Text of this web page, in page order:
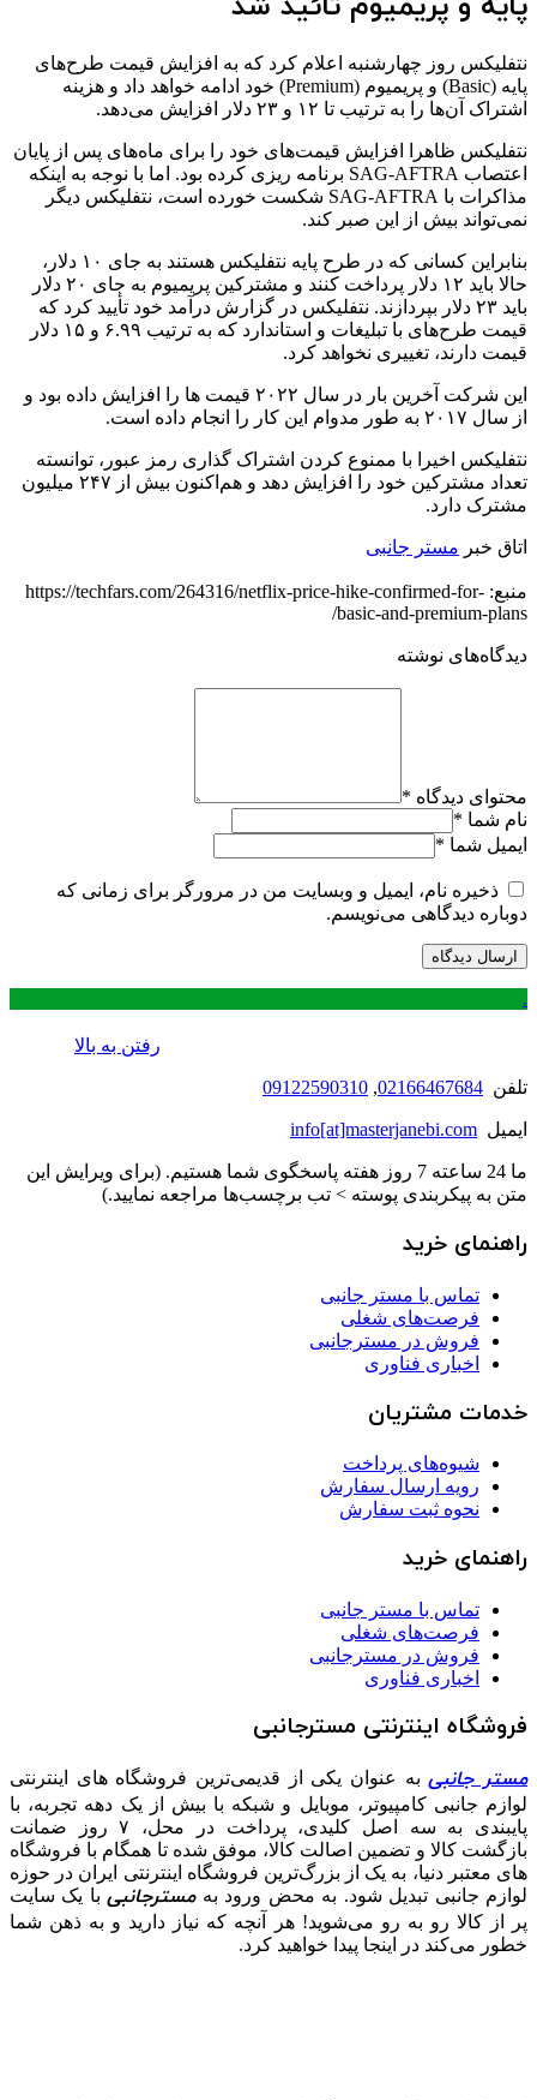
نتفلیکس روز چهارشنبه اعلام کرد که به افزایش قیمت طرح‌های
پایه (Basic) و پریمیوم (Premium) خود ادامه خواهد داد و هزینه
اشتراک آن‌ها را به ترتیب تا ۱۲ و ۲۳ دلار افزایش می‌دهد.
نتفلیکس ظاهرا افزایش قیمت‌های خود را برای ماه‌های پس از پایان
اعتصاب SAG-AFTRA برنامه ریزی کرده بود. اما با نوجه به اینکه
مذاکرات با SAG-AFTRA شکست خورده است، نتفلیکس دیگر
نمی‌تواند بیش از این صبر کند.
بنابراین کسانی که در طرح پایه نتفلیکس هستند به جای ۱۰ دلار،
حالا باید ۱۲ دلار پرداخت کنند و مشترکین پریمیوم به جای ۲۰ دلار
باید ۲۳ دلار بپردازند. نتفلیکس در گزارش درآمد خود تأیید کرد که
قیمت‌ طرح‌های با تبلیغات و استاندارد که به ترتیب ۶.۹۹ و ۱۵ دلار
قیمت دارند، تغییری نخواهد کرد.
این شرکت آخرین بار در سال ۲۰۲۲ قیمت ها را افزایش داده بود و
از سال ۲۰۱۷ به طور مدوام این کار را انجام داده است.
نتفلیکس اخیرا با ممنوع کردن اشتراک گذاری رمز عبور، توانسته
تعداد مشترکین خود را افزایش دهد و هم‌اکنون بیش از ۲۴۷ میلیون
مشترک دارد.
اتاق خبر مستر جانبی
منبع: https://techfars.com/264316/netflix-price-hike-confirmed-for-
basic-and-premium-plans/
دیدگاه‌های نوشته
محتوای دیدگاه *
نام شما *
ایمیل شما *
ذخیره نام، ایمیل و وبسایت من در مرورگر برای زمانی که
دوباره دیدگاهی می‌نویسم.
.
رفتن به بالا
تلفن 02166467684
,
09122590310
ایمیل info[at]masterjanebi.com
ما 24 ساعته 7 روز هفته پاسخگوی شما هستیم. (برای ویرایش این
متن به پیکربندی پوسته > تب برچسب‌ها مراجعه نمایید.)
راهنمای خرید
تماس با مستر جانبی
فرصت‌های شغلی
فروش در مسترجانبی
اخباری فناوری
خدمات مشتریان
شیوه‌های پرداخت
رویه ارسال سفارش
نحوه ثبت سفارش
راهنمای خرید
تماس با مستر جانبی
فرصت‌های شغلی
فروش در مسترجانبی
اخباری فناوری
فروشگاه اینترنتی مسترجانبی
مستر جانبی به عنوان یکی از قدیمی‌ترین فروشگاه های اینترنتی
لوازم جانبی کامپیوتر، موبایل و شبکه با بیش از یک دهه تجربه، با
پایبندی به سه اصل کلیدی، پرداخت در محل، ۷ روز ضمانت
بازگشت کالا و تضمین اصالت کالا، موفق شده تا همگام با فروشگاه‌
های معتبر دنیا، به یک از بزرگ‌ترین فروشگاه اینترنتی ایران در حوزه
لوازم جانبی تبدیل شود. به محض ورود بهمسترجانبی با یک سایت
پر از کالا رو به رو می‌شوید! هر آنچه که نیاز دارید و به ذهن شما
خطور می‌کند در اینجا پیدا خواهید کرد.